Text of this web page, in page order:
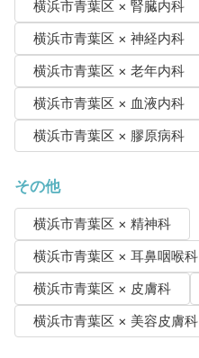
横浜市青葉区 × 腎臓内科
横浜市青葉区 × 神経内科
横浜市青葉区 × 老年内科
横浜市青葉区 × 血液内科
横浜市青葉区 × 膠原病科
その他
横浜市青葉区 × 精神科
横浜市青葉区 × 耳鼻咽喉科
横浜市青葉区 × 皮膚科
横浜市青葉区 × 美容皮膚科